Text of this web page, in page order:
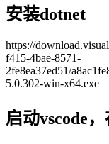
安装dotnet
https://
f415-4bae-8571-
2fe8ea37ed51/
5.0.302-win-x64.exe
启动vscode